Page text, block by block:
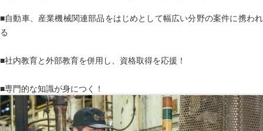
■自動車、産業機械関連部品をはじめとして幅広い分野の案件に携われ
る
■社内教育と外部教育を併用し、資格取得を応援！
■専門的な知識が身につく！